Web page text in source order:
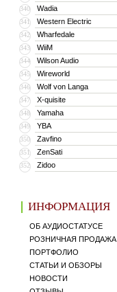
340 Wadia
341 Western Electric
342 Wharfedale
343 WiiM
344 Wilson Audio
345 Wireworld
346 Wolf von Langa
347 X-quisite
348 Yamaha
349 YBA
350 Zavfino
351 ZenSati
352 Zidoo
ИНФОРМАЦИЯ
ОБ АУДИОСТАТУСЕ
РОЗНИЧНАЯ ПРОДАЖА
ПОРТФОЛИО
СТАТЬИ И ОБЗОРЫ
НОВОСТИ